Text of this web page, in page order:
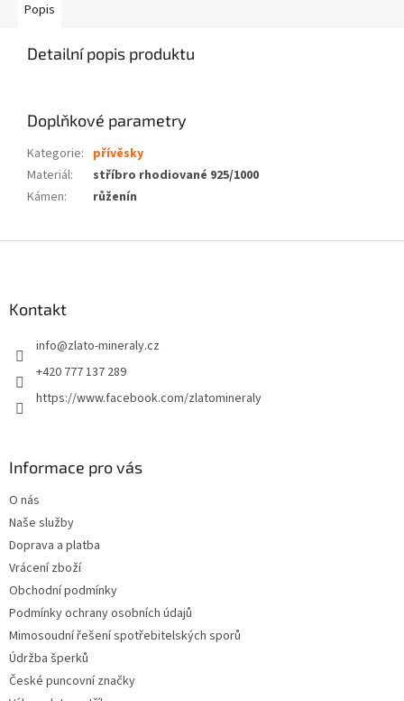
Popis
Detailní popis produktu
Doplňkové parametry
Kategorie: přívěsky
Materiál:
stříbro rhodiované 925/1000
Kámen: růženín
Kontakt
info@zlato-mineraly.cz
+420 777 137 289
https://www.facebook.com/zlatomineraly
Informace pro vás
O nás
Naše služby
Doprava a platba
Vrácení zboží
Obchodní podmínky
Podmínky ochrany osobních údajů
Mimosoudní řešení spotřebitelských sporů
Údržba šperků
České puncovní značky